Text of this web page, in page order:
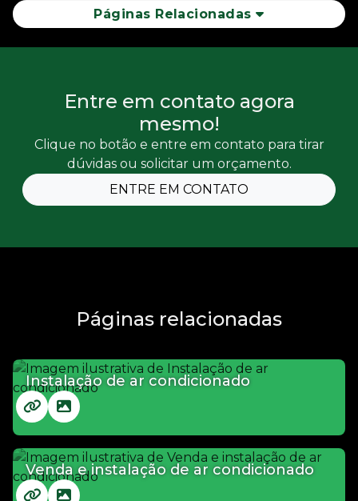
Páginas Relacionadas
Entre em contato agora
mesmo!
Clique no botão e entre em contato para tirar
dúvidas ou solicitar um orçamento.
ENTRE EM CONTATO
Páginas relacionadas
Instalação de ar condicionado
Venda e instalação de ar condicionado